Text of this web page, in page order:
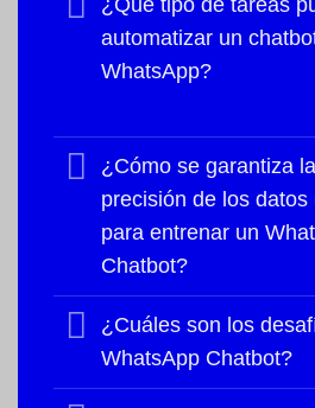
¿Qué tipo de tareas
automatizar un
WhatsApp?
¿Cómo se garantiza
precisión de los datos
para entrenar un
Chatbot?
¿Cuáles son los
WhatsApp Chatbot?